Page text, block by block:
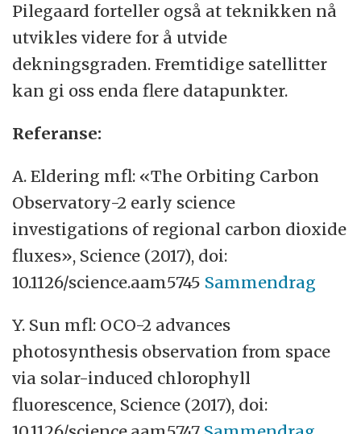
Pilegaard forteller også at teknikken nå
utvikles videre for å utvide
dekningsgraden. Fremtidige satellitter
kan gi oss enda flere datapunkter.
Referanse:
A. Eldering mfl: «The Orbiting Carbon
Observatory-2 early science
investigations of regional carbon dioxide
fluxes», Science (2017), doi:
10.1126/science.aam5745 Sammendrag
Y. Sun mfl: OCO-2 advances
photosynthesis observation from space
via solar-induced chlorophyll
fluorescence, Science (2017), doi: